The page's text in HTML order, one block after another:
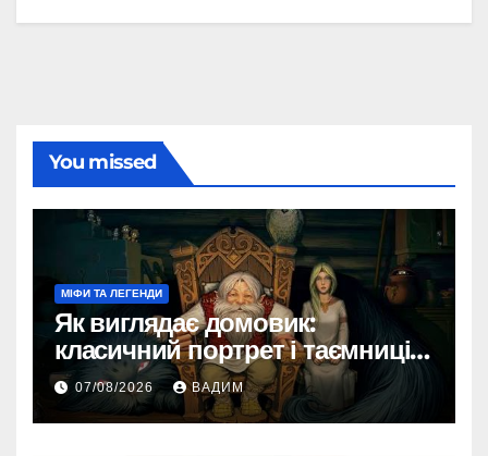
You missed
МІФИ ТА ЛЕГЕНДИ
Як виглядає домовик:
класичний портрет і таємниці
зовнішності
07/08/2026 ВАДИМ